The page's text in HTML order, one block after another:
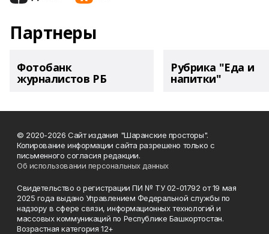
Партнеры
Фотобанк
журналистов РБ
Рубрика "Еда и
напитки"
© 2020-2026 Сайт издания "Шаранские просторы".
Копирование информации сайта разрешено только с
письменного согласия редакции.
Об использовании персональных данных
Свидетельство о регистрации ПИ № ТУ 02-01792 от 19 мая
2025 года выдано Управлением Федеральной службы по
надзору в сфере связи, информационных технологий и
массовых коммуникаций по Республике Башкортостан.
Возрастная категория 12+